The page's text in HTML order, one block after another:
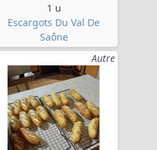
1 u
Escargots Du Val De
Saône
Autre